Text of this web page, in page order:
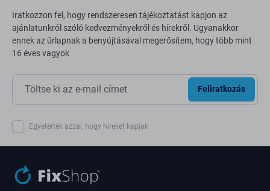
Iratkozzon fel, hogy rendszeresen tájékoztatást kapjon az
ajánlatunkról szóló kedvezményekről és hírekről. Ugyanakkor
ennek az űrlapnak a benyújtásával megerősítem, hogy több mint
16 éves vagyok
Feliratkozás
Egyetértek azzal, hogy híreket kapjak